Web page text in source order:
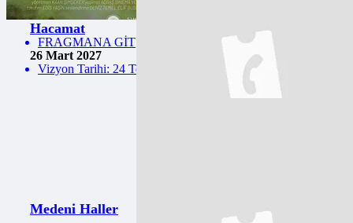
FRAGMANA GİT
Vizyon Tarihi: 24 Temmuz 2026
Hacamat
26 Mart 2027
Medeni Haller